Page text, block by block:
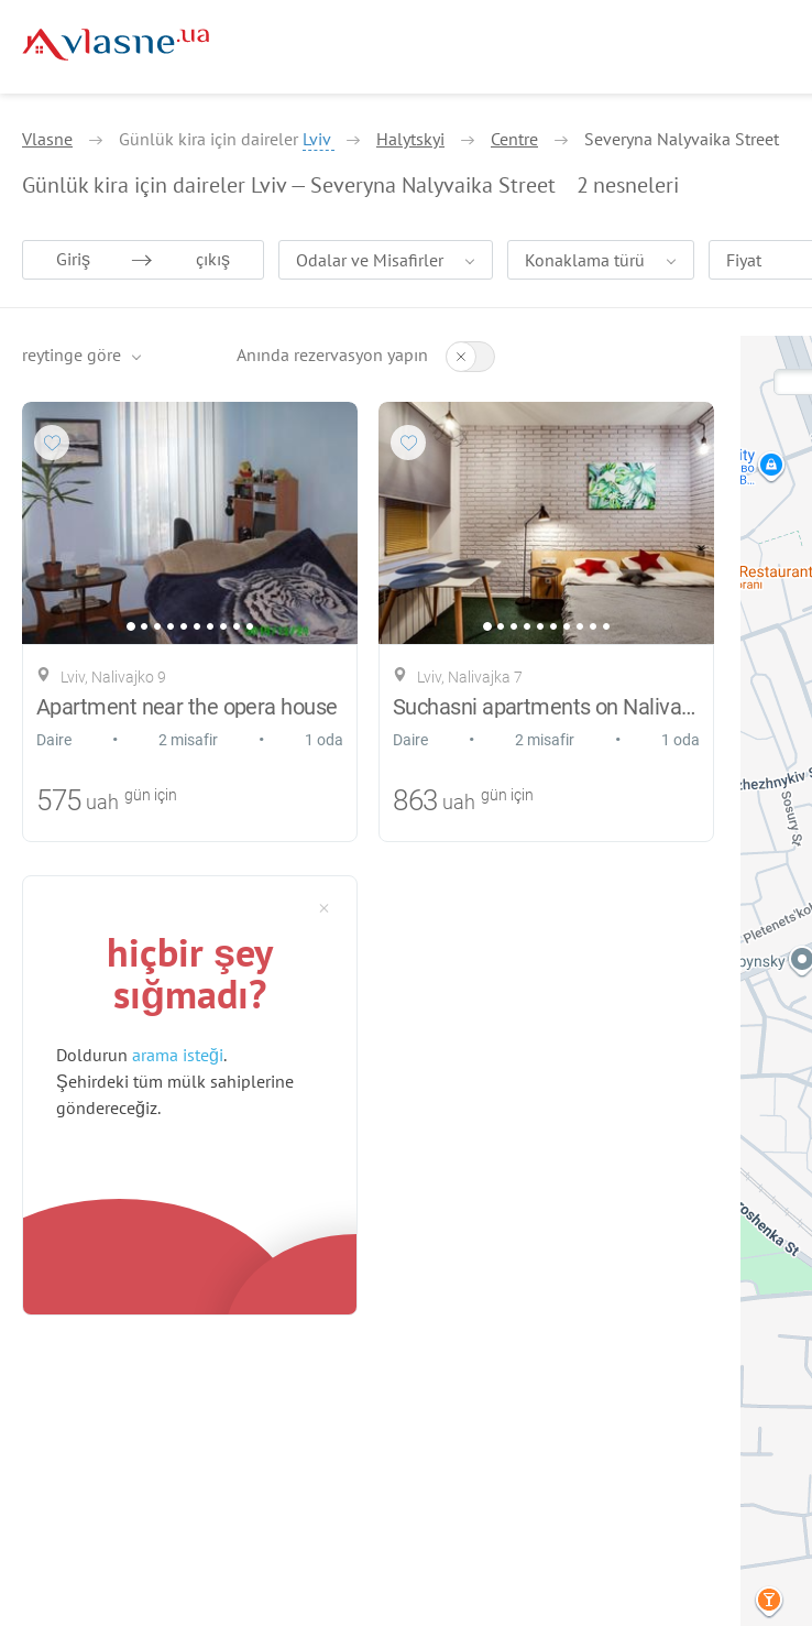
Vlasne Günlük kira için daireler Lviv Halytskyi Centre Severyna Nalyvaika Street
Günlük kira için daireler Lviv — Severyna Nalyvaika Street 2 nesneleri
Giriş çıkış Odalar ve Misafirler Konaklama türü Fiyat
reytinge göre Anında rezervasyon yapın
Lviv, Nalivajko 9
Apartment near the opera house
Daire • 2 misafir • 1 oda
575 uah gün için
Lviv, Nalivajka 7
Suchasnі apartments on Nalivayka vul
Daire • 2 misafir • 1 oda
863 uah gün için
hiçbir şey
sığmadı?
Doldurun arama isteği.
Şehirdeki tüm mülk sahiplerine
göndereceğiz.